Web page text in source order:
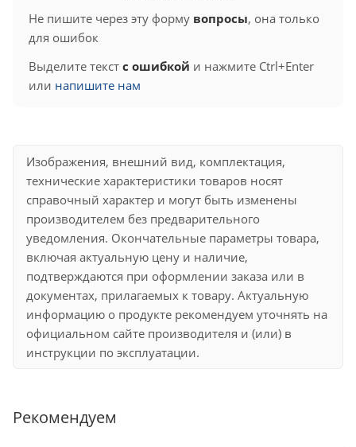
Не пишите через эту форму вопросы, она только
для ошибок
Выделите текст с ошибкой и нажмите Ctrl+Enter
или напишите нам
Изображения, внешний вид, комплектация,
технические характеристики товаров носят
справочный характер и могут быть изменены
производителем без предварительного
уведомления. Окончательные параметры товара,
включая актуальную цену и наличие,
подтверждаются при оформлении заказа или в
документах, прилагаемых к товару. Актуальную
информацию о продукте рекомендуем уточнять на
официальном сайте производителя и (или) в
инструкции по эксплуатации.
Рекомендуем